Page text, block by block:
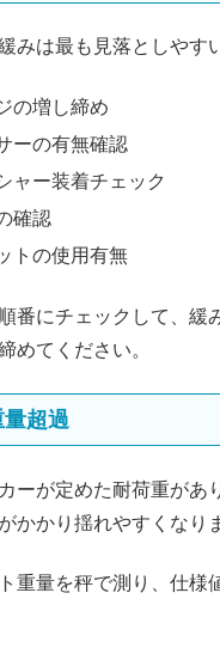
みは最も見落としやす
の増し締め
ーの有無確認
ャー装着チェック
確認
トの使用有無
番にチェックして、緩
めてください。
量超過
ーが定めた耐荷重があ
かかり揺れやすくなり
重量を秤で測り、仕様